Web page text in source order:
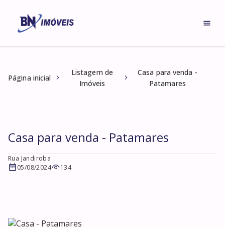
Página inicial
Listagem de
Imóveis
Casa para venda -
Patamares
Casa para venda - Patamares
Rua Jandiroba
05/08/2024
134